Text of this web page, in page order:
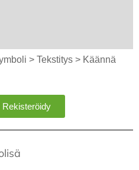
> Tekstitys > Käännä
Rekisteröidy